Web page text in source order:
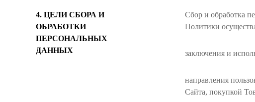
4. ЦЕЛИ СБОРА И
ОБРАБОТКИ
ПЕРСОНАЛЬНЫХ
ДАННЫХ
Сбор и обработка
Политики
заключения и
направления
Сайта, покупкой